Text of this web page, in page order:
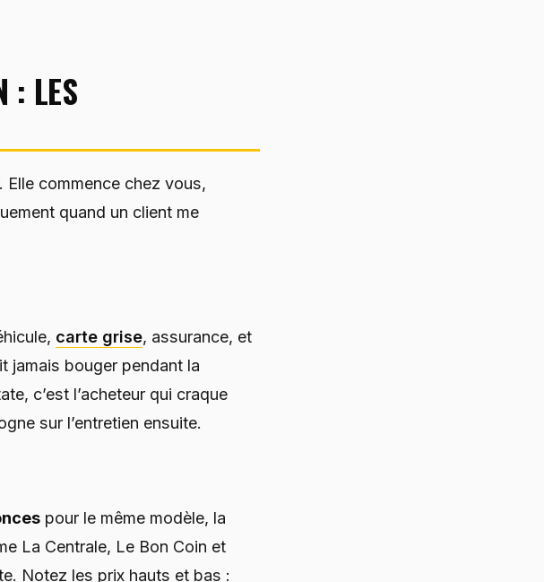
: LES
commence chez vous,
quand un client me
carte grise, assurance, et
jamais bouger pendant la
c’est l’acheteur qui craque
sur l’entretien ensuite.
pour le même modèle, la
La Centrale, Le Bon Coin et
Notez les prix hauts et bas :